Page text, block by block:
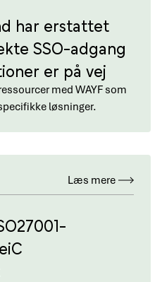
har erstattet
SSO-adgang
er på vej
med WAYF som
løsninger.
Læs mere